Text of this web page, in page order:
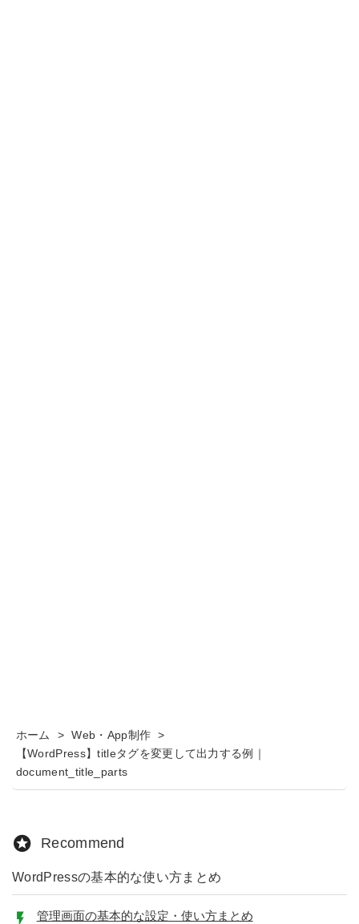
ホーム > Web・App制作 >
【WordPress】titleタグを変更して出力する例｜
document_title_parts
Recommend
WordPressの基本的な使い方まとめ
管理画面の基本的な設定・使い方まとめ